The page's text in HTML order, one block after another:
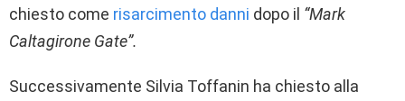
chiesto come risarcimento danni dopo il “Mark
Caltagirone Gate”.
Successivamente Silvia Toffanin ha chiesto alla